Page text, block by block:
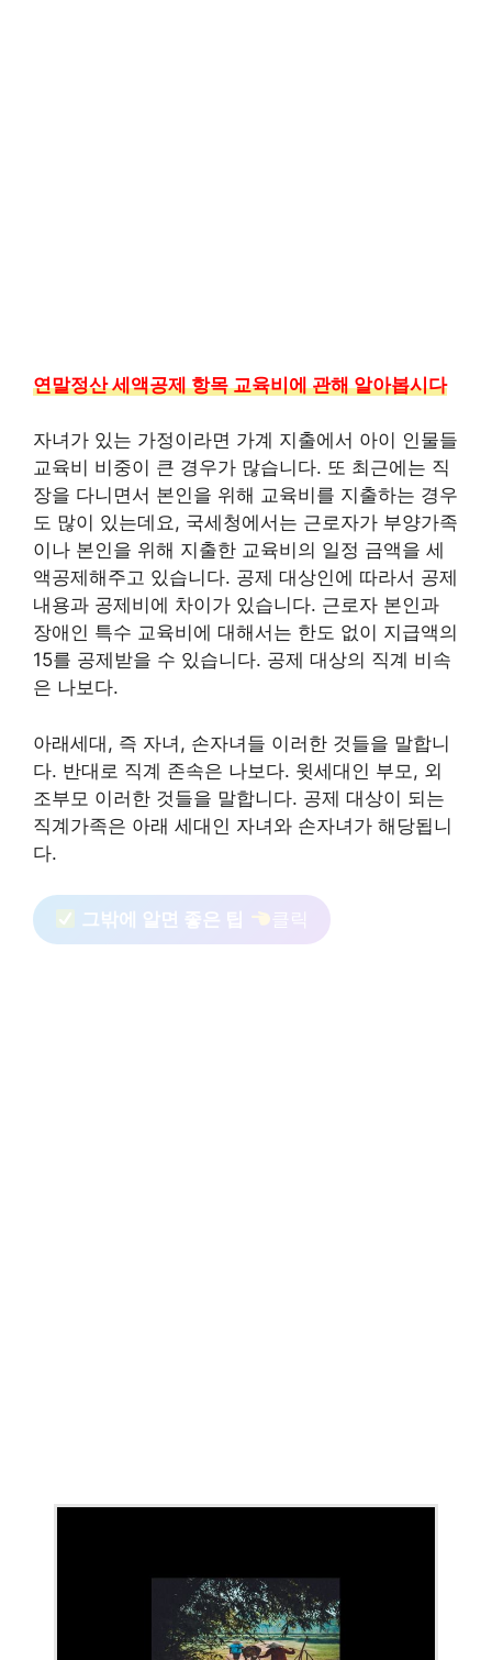
연말정산 세액공제 항목 교육비에 관해 알아봅시다
자녀가 있는 가정이라면 가계 지출에서 아이 인물들
교육비 비중이 큰 경우가 많습니다. 또 최근에는 직
장을 다니면서 본인을 위해 교육비를 지출하는 경우
도 많이 있는데요, 국세청에서는 근로자가 부양가족
이나 본인을 위해 지출한 교육비의 일정 금액을 세
액공제해주고 있습니다. 공제 대상인에 따라서 공제
내용과 공제비에 차이가 있습니다. 근로자 본인과
장애인 특수 교육비에 대해서는 한도 없이 지급액의
15를 공제받을 수 있습니다. 공제 대상의 직계 비속
은 나보다.
아래세대, 즉 자녀, 손자녀들 이러한 것들을 말합니
다. 반대로 직계 존속은 나보다. 윗세대인 부모, 외
조부모 이러한 것들을 말합니다. 공제 대상이 되는
직계가족은 아래 세대인 자녀와 손자녀가 해당됩니
다.
그밖에 알면 좋은 팁 클릭